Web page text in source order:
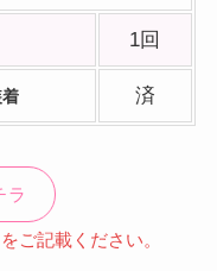
1回
済
ラ
ご記載ください。